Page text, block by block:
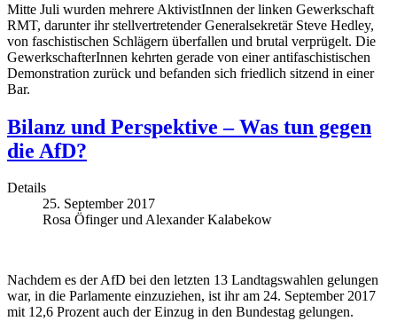
Mitte Juli wurden mehrere AktivistInnen der linken Gewerkschaft
RMT, darunter ihr stellvertretender Generalsekretär Steve Hedley,
von faschistischen Schlägern überfallen und brutal verprügelt. Die
GewerkschafterInnen kehrten gerade von einer antifaschistischen
Demonstration zurück und befanden sich friedlich sitzend in einer
Bar.
Bilanz und Perspektive – Was tun gegen
die AfD?
Details
25. September 2017
Rosa Öfinger und Alexander Kalabekow
Nachdem es der AfD bei den letzten 13 Landtagswahlen gelungen
war, in die Parlamente einzuziehen, ist ihr am 24. September 2017
mit 12,6 Prozent auch der Einzug in den Bundestag gelungen.